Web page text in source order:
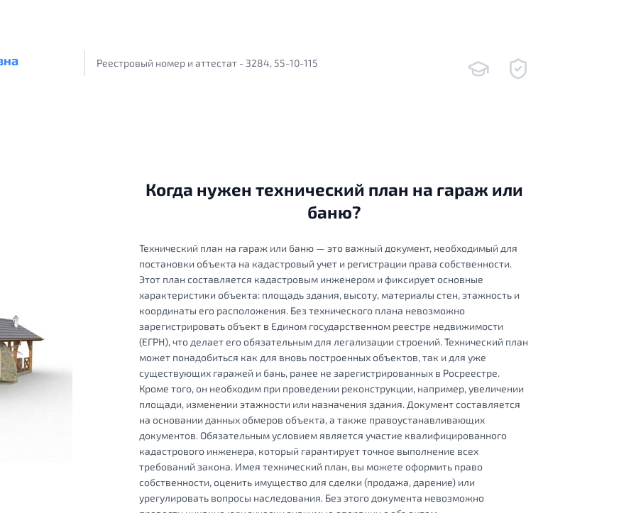
Реестровый номер и аттестат - 3284, 55-10-115
Когда нужен технический план на гараж или
баню?
Технический план на гараж или баню — это важный документ, необходимый для
постановки объекта на кадастровый учет и регистрации права собственности.
Этот план составляется кадастровым инженером и фиксирует основные
характеристики объекта: площадь здания, высоту, материалы стен, этажность и
координаты его расположения. Без технического плана невозможно
зарегистрировать объект в Едином государственном реестре недвижимости
(ЕГРН), что делает его обязательным для легализации строений. Технический план
может понадобиться как для вновь построенных объектов, так и для уже
существующих гаражей и бань, ранее не зарегистрированных в Росреестре.
Кроме того, он необходим при проведении реконструкции, например, увеличении
площади, изменении этажности или назначения здания. Документ составляется
на основании данных обмеров объекта, а также правоустанавливающих
документов. Обязательным условием является участие квалифицированного
кадастрового инженера, который гарантирует точное выполнение всех
требований закона. Имея технический план, вы можете оформить право
собственности, оценить имущество для сделки (продажа, дарение) или
урегулировать вопросы наследования. Без этого документа невозможно